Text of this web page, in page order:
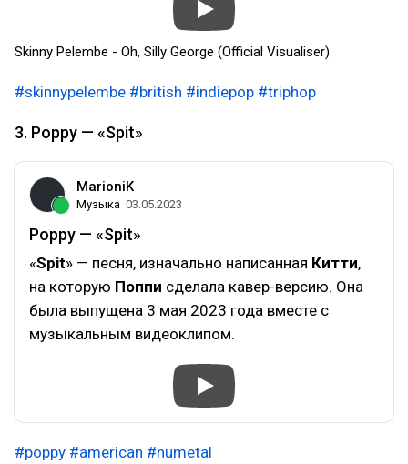
Skinny Pelembe - Oh, Silly George (Official Visualiser)
#skinnypelembe #british #indiepop #triphop
3. Poppy — «Spit»
MarioniK
Музыка 03.05.2023
Poppy — «Spit»
«Spit» — песня, изначально написанная Китти,
на которую Поппи сделала кавер-версию. Она
была выпущена 3 мая 2023 года вместе с
музыкальным видеоклипом.
#poppy #american #numetal